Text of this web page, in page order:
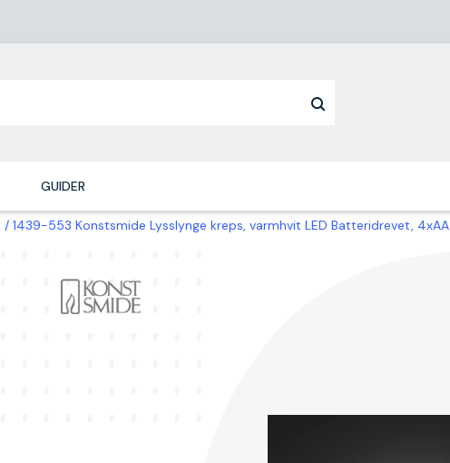
GUIDER
1439-553 Konstsmide Lysslynge kreps, varmhvit LED Batteridrevet, 4xAA